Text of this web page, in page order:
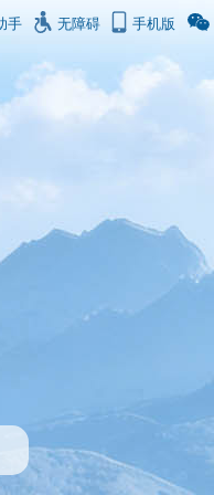
手 无障碍 手机版